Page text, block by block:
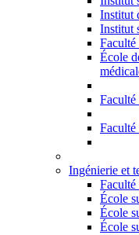
Institut
Institut
Faculté
École
Faculté
Faculté
Ingénierie et
Faculté
École
École
École